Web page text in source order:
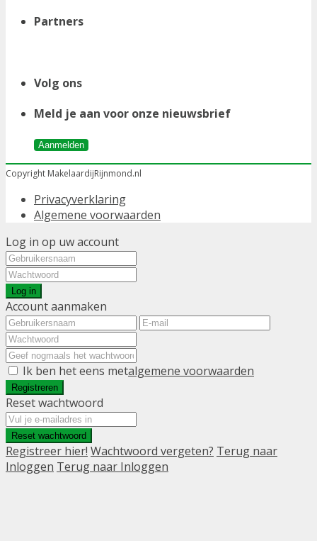
Partners
Volg ons
Meld je aan voor onze nieuwsbrief
Aanmelden
Copyright MakelaardijRijnmond.nl
Privacyverklaring
Algemene voorwaarden
Log in op uw account
Log in
Account aanmaken
Ik ben het eens metalgemene voorwaarden
Registreren
Reset wachtwoord
Reset wachtwoord
Registreer hier! Wachtwoord vergeten? Terug naar
Inloggen Terug naar Inloggen